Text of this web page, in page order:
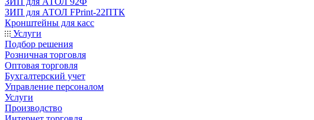
ЗИП для АТОЛ FPrint-22ПТК
Кронштейны для касс
Услуги
Подбор решения
Розничная торговля
Оптовая торговля
Бухгалтерский учет
Управление персоналом
Услуги
Производство